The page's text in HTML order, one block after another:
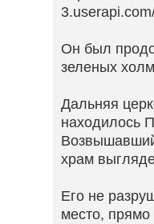
Он был
зеленых
Дальняя
находилось
храм
Его не
место,